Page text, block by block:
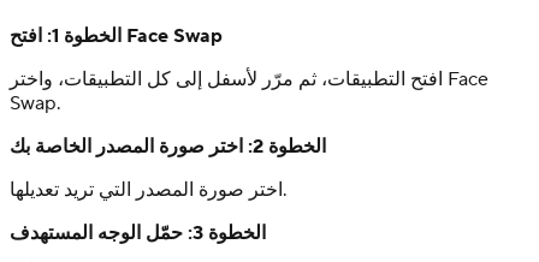
الخطوة 1: افتح Face Swap
افتح التطبيقات، ثم مرّر لأسفل إلى كل التطبيقات، واختر Face
Swap.
الخطوة 2: اختر صورة المصدر الخاصة بك
اختر صورة المصدر التي تريد تعديلها.
الخطوة 3: حمّل الوجه المستهدف